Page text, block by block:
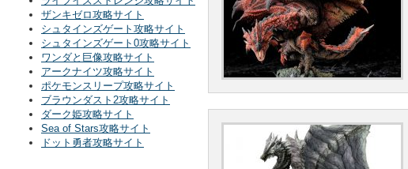
ザンキゼロ攻略サイト
シュタインズゲート攻略サイト
シュタインズゲート0攻略サイト
ワンダと巨像攻略サイト
アークナイツ攻略サイト
ポケモンスリープ攻略サイト
ブラウンダスト2攻略サイト
ダーク姫攻略サイト
Sea of Stars攻略サイト
ドット勇者攻略サイト